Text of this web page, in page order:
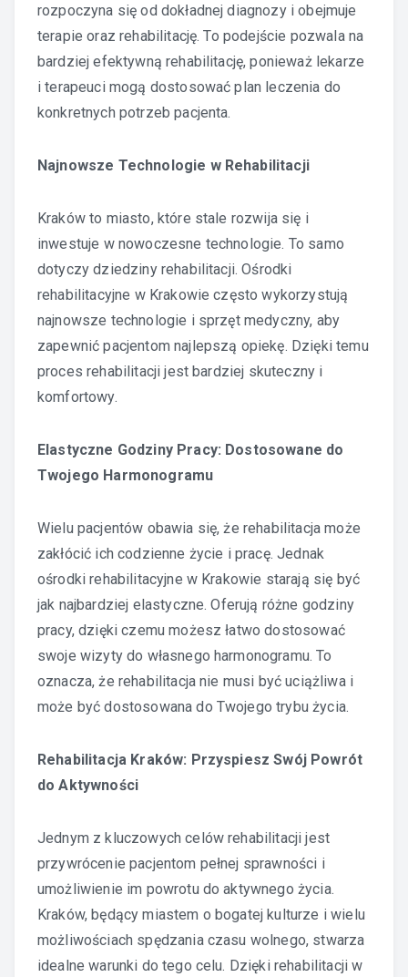
rozpoczyna się od dokładnej diagnozy i obejmuje
terapie oraz rehabilitację. To podejście pozwala na
bardziej efektywną rehabilitację, ponieważ lekarze
i terapeuci mogą dostosować plan leczenia do
konkretnych potrzeb pacjenta.
Najnowsze Technologie w Rehabilitacji
Kraków to miasto, które stale rozwija się i
inwestuje w nowoczesne technologie. To samo
dotyczy dziedziny rehabilitacji. Ośrodki
rehabilitacyjne w Krakowie często wykorzystują
najnowsze technologie i sprzęt medyczny, aby
zapewnić pacjentom najlepszą opiekę. Dzięki temu
proces rehabilitacji jest bardziej skuteczny i
komfortowy.
Elastyczne Godziny Pracy: Dostosowane do
Twojego Harmonogramu
Wielu pacjentów obawia się, że rehabilitacja może
zakłócić ich codzienne życie i pracę. Jednak
ośrodki rehabilitacyjne w Krakowie starają się być
jak najbardziej elastyczne. Oferują różne godziny
pracy, dzięki czemu możesz łatwo dostosować
swoje wizyty do własnego harmonogramu. To
oznacza, że rehabilitacja nie musi być uciążliwa i
może być dostosowana do Twojego trybu życia.
Rehabilitacja Kraków: Przyspiesz Swój Powrót
do Aktywności
Jednym z kluczowych celów rehabilitacji jest
przywrócenie pacjentom pełnej sprawności i
umożliwienie im powrotu do aktywnego życia.
Kraków, będący miastem o bogatej kulturze i wielu
możliwościach spędzania czasu wolnego, stwarza
idealne warunki do tego celu. Dzięki rehabilitacji w